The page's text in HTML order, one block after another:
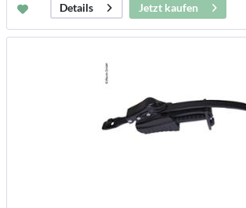
Details
Jetzt kaufen